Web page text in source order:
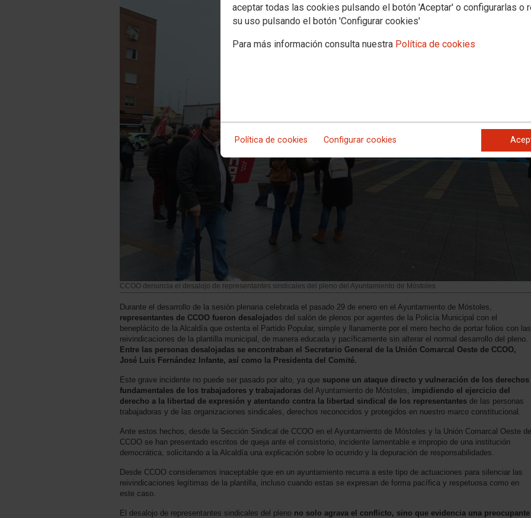
aceptar todas las cookies pulsando el botón 'Aceptar' o configurarlas o
su uso pulsando el botón 'Configurar cookies'
Para más información consulta nuestra Política de cookies
Política de cookies Configurar cookies
CCOO denuncia el desalojo de representantes sindicales del pleno del Ayuntamiento de Móstoles
Durante el desarrollo de la sesión plenaria celebrada el pasado 29 de enero en el Ayuntamiento de Móstoles,
representantes de CCOO fueron desalojados del salón de plenos por agentes de la Policía Municipal con el
beneplácito de la Alcaldía que ostenta el Partido Popular, simple y llanamente por el mero hecho de portar folios con las
reivindicaciones de la plantilla municipal, de manera educada y pacíficamente sin alterar el normal desarrollo del pleno.
Entre las personas desalojadas se encontraban el Secretario General de la Unión Comarcal Oeste de CCOO,
José Luis Fernández Infante, así como la Presidenta del Comité.
Este grave incidente no puede ser pasado por alto, ya que supone un ataque directo y vulneración de los derechos
fundamentales de los trabajadores y trabajadoras del Ayuntamiento de Móstoles, impidiendo el ejercicio del
derecho a la libertad de expresión y atentando contra la libertad sindical de los representantes de las personas
trabajadoras y de las organizaciones sindicales, derechos reconocidos y protegidos en nuestro marco constitucional.
Ante estos hechos, desde la Sección Sindical de CCOO en el Ayuntamiento de Móstoles y la Unión Comarcal Oeste de
CCOO se han presentado escritos de queja ante el consistorio, incidente lamentable e impropio de una institución
democrática, solicitando a la Alcaldía una explicación sobre lo ocurrido y la depuración de responsabilidades.
Desde CCOO consideramos inaceptable que en un ayuntamiento recurra a este tipo de actuaciones para silenciar las
reivindicaciones legítimas de la plantilla, incluso cuando estas se expresan de forma pacífica y respetuosa como en
este caso.
El desalojo de representantes sindicales del pleno no solo agrava el conflicto, sino que evidencia una preocupante